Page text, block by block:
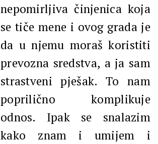
nepomirljiva činjenica koja
se tiče mene i ovog grada je
da u njemu moraš koristiti
prevozna sredstva, a ja sam
strastveni pješak. To nam
poprilično komplikuje
odnos. Ipak se snalazim
kako znam i umijem i